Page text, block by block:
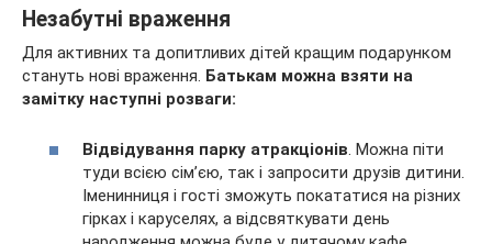
Незабутні враження
Для активних та допитливих дітей кращим подарунком
стануть нові враження. Батькам можна взяти на
замітку наступні розваги:
Відвідування парку атракціонів. Можна піти
туди всією сім’єю, так і запросити друзів дитини.
Іменинниця і гості зможуть покататися на різних
гірках і каруселях, а відсвяткувати день